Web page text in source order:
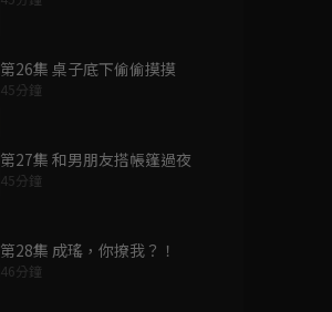
第26集 桌子底下偷偷摸摸
45分鐘
第27集 和男朋友搭帳篷過夜
45分鐘
第28集 成瑤，你撩我？！
46分鐘